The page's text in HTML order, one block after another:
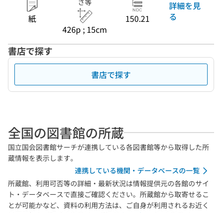
紙
さ等
426p ; 15cm
150.21
詳細を見
る
書店で探す
書店で探す
全国の図書館の所蔵
国立国会図書館サーチが連携している各図書館等から取得した所
蔵情報を表示します。
連携している機関・データベースの一覧
所蔵館、利用可否等の詳細・最新状況は情報提供元の各館のサイ
ト・データベースで直接ご確認ください。所蔵館から取寄せるこ
とが可能かなど、資料の利用方法は、ご自身が利用されるお近く